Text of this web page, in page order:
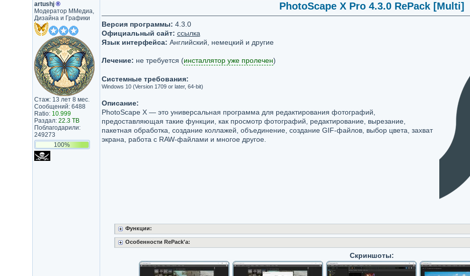
artushj ®
Модератор ММедиа,
Дизайна и Графики
Стаж: 13 лет 8 мес.
Сообщений: 6488
Ratio: 10.999
Раздал: 22.3 TB
Поблагодарили:
249273
100%
PhotoScape X Pro 4.3.0 RePack [Multi]
Версия программы: 4.3.0
Официальный сайт: ссылка
Язык интерфейса: Английский, немецкий и другие
Лечение: не требуется (инсталлятор уже пролечен)
Системные требования:
Windows 10 (Version 1709 or later, 64-bit)
Описание:
PhotoScape X — это универсальная программа для редактирования фотографий,
предоставляющая такие функции, как просмотр фотографий, редактирование, вырезание,
пакетная обработка, создание коллажей, объединение, создание GIF-файлов, выбор цвета, захват
экрана, работа с RAW-файлами и многое другое.
Функции:
Особенности RePack'a:
Скриншоты: